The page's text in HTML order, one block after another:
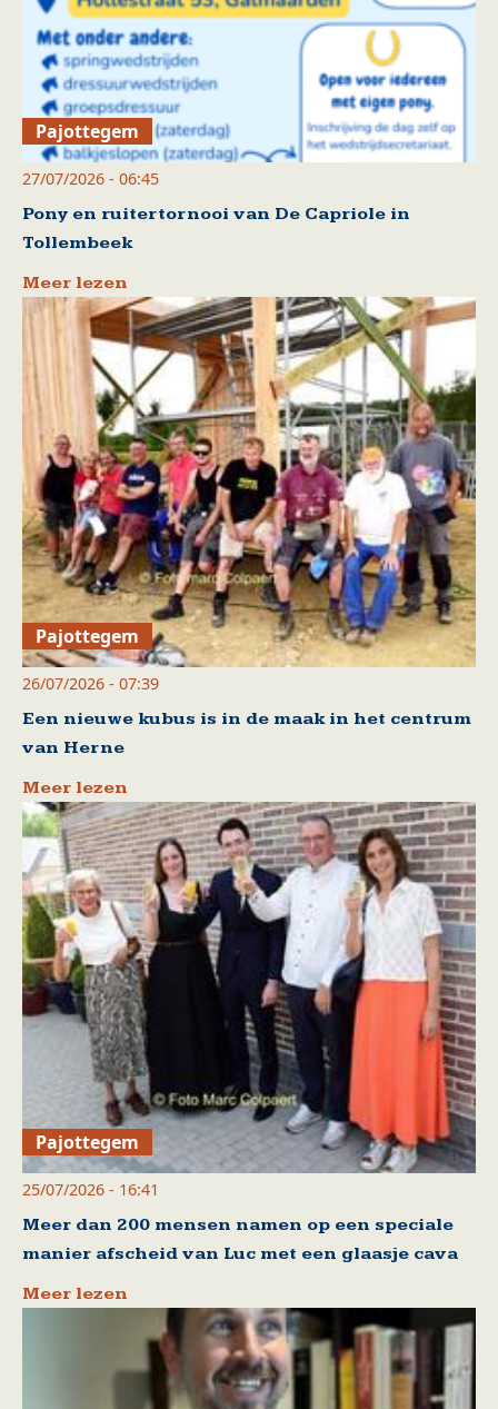
Pajottegem
27/07/2026 - 06:45
Pony en ruitertornooi van De Capriole in
Tollembeek
Meer lezen
Pajottegem
26/07/2026 - 07:39
Een nieuwe kubus is in de maak in het centrum
van Herne
Meer lezen
Pajottegem
25/07/2026 - 16:41
Meer dan 200 mensen namen op een speciale
manier afscheid van Luc met een glaasje cava
Meer lezen